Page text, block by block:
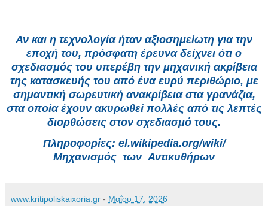
Αν και η τεχνολογία ήταν αξιοσημείωτη για την
εποχή του, πρόσφατη έρευνα δείχνει ότι ο
σχεδιασμός του υπερέβη την μηχανική ακρίβεια
της κατασκευής του από ένα ευρύ περιθώριο, με
σημαντική σωρευτική ανακρίβεια στα γρανάζια,
στα οποία έχουν ακυρωθεί πολλές από τις λεπτές
διορθώσεις στον σχεδιασμό τους.
Πληροφορίες: el.wikipedia.org/wiki/
Μηχανισμός_των_Αντικυθήρων
www.kritipoliskaixoria.gr - Μαΐου 17, 2026